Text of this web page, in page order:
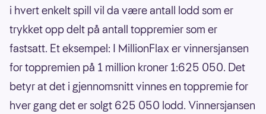
i hvert enkelt spill vil da være antall lodd som er
trykket opp delt på antall toppremier som er
fastsatt. Et eksempel: I MillionFlax er vinnersjansen
for toppremien på 1 million kroner 1:625 050. Det
betyr at det i gjennomsnitt vinnes en toppremie for
hver gang det er solgt 625 050 lodd. Vinnersjansen